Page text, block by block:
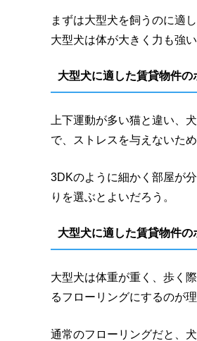
まずは大型犬を飼うのに適
大型犬は体が大きく力も強
大型犬に適した賃貸物件
上下運動が多い猫と違い、
で、ストレスを与えないた
3DKのように細かく部屋が
りを選ぶとよいだろう。
大型犬に適した賃貸物件
大型犬は体重が重く、歩く
るフローリングにするのが理
通常のフローリングだと、